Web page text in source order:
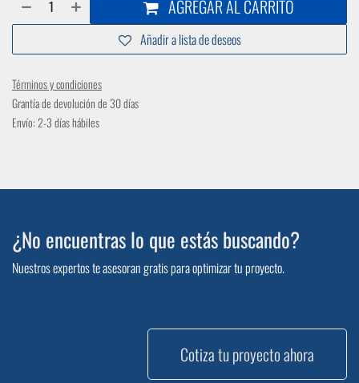
AGREGAR AL CARRITO
Añadir a lista de deseos
Términos y condiciones
Grantía de devolución de 30 días
Envío: 2-3 días hábiles
¿No encuentras lo que estás buscando?
Nuestros expertos te asesoran gratis para optimizar tu proyecto.
Cotiza tu proyecto ahora